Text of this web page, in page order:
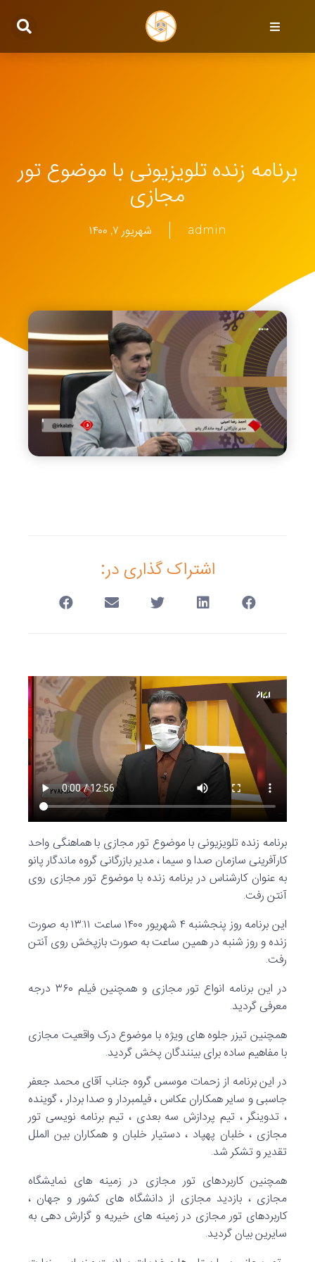
برنامه زنده تلویزیونی با موضوع تور
مجازی
admin شهریور ۷, ۱۴۰۰
اشتراک گذاری در:
برنامه زنده تلویزیونی با موضوع تور مجازی با هماهنگی واحد
کارآفرینی سازمان صدا و سیما ، مدیر بازرگانی گروه ماندگار پانو
به عنوان کارشناس در برنامه زنده با موضوع تور مجازی روی
آنتن رفت.
این برنامه روز پنجشنبه ۴ شهریور ۱۴۰۰ ساعت ۱۳:۱۱ به صورت
زنده و روز شنبه در همین ساعت به صورت بازپخش روی آنتن
رفت.
در این برنامه انواع تور مجازی و همچنین فیلم ۳۶۰ درجه
معرفی گردید.
همچنین تیزر جلوه های ویژه با موضوع درک واقعیت مجازی
با مفاهیم ساده برای بینندگان پخش گردید.
در این برنامه از زحمات موسس گروه جناب آقای محمد جعفر
جاسبی و سایر همکاران عکاس ، فیلمبردار و صدا بردار ، گوینده
، تدوینگر ، تیم پردازش سه بعدی ، تیم برنامه نویسی تور
مجازی ، خلبان پهپاد ، دستیار خلبان و همکاران بین الملل
تقدیر و تشکر شد.
همچنین کاربردهای تور مجازی در زمینه های نمایشگاه
مجازی ، بازدید مجازی از دانشگاه های کشور و جهان ،
کاربردهای تور مجازی در زمینه های خیریه و گزارش دهی به
سایرین بیان گردید.